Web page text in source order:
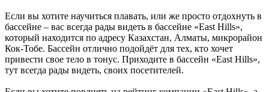
Если вы хотите научиться плавать, или же просто отдохнуть в
бассейне – вас всегда рады видеть в бассейне «East Hills»,
который находится по адресу Казахстан, Алматы, микрорайон
Кок-Тобе. Бассейн отлично подойдёт для тех, кто хочет
привести свое тело в тонус. Приходите в бассейн «East Hills»,
тут всегда рады видеть, своих посетителей.